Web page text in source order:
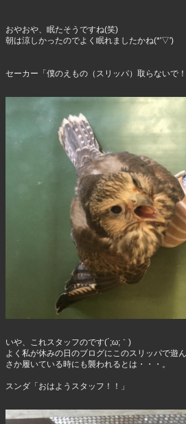
おやおや、眠たそうですね(笑)
朝は涼しかったのでよく眠れましたかね(*'▽')
セーカー「僕のえもの（スリッパ）取らないで
いや、これスタッフのです(´;ω;｀)
よく私が休みの日のブログにこのスリッパで遊
さか履いている時にも襲われるとは・・・。
スンダ「おはようスタッフ！！」